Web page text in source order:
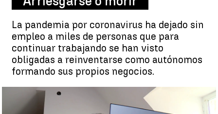
La pandemia por coronavirus ha dejado sin
empleo a miles de personas que para
continuar trabajando se han visto
obligadas a reinventarse como autónomos
formando sus propios negocios.
Obligados a reinventarse para poder trabajar durante la
pandemia |
Obligados a reinventarse para poder trabajar
durante la pandemia